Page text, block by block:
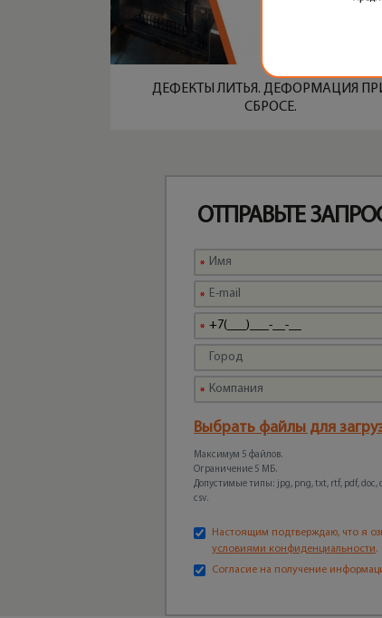
ДЕФЕКТЫ ЛИТЬЯ. ДЕФОРМАЦИЯ
СБРОСЕ.
ОТПРАВЬТЕ
Выбрать файлы для
Максимум 5 файлов.
Ограничение 5 МБ.
Допустимые типы: jpg, png, txt, rtf, pdf, doc,
csv.
Настоящим подтверждаю, что я
условиями конфиденциальности.
Согласие на получение